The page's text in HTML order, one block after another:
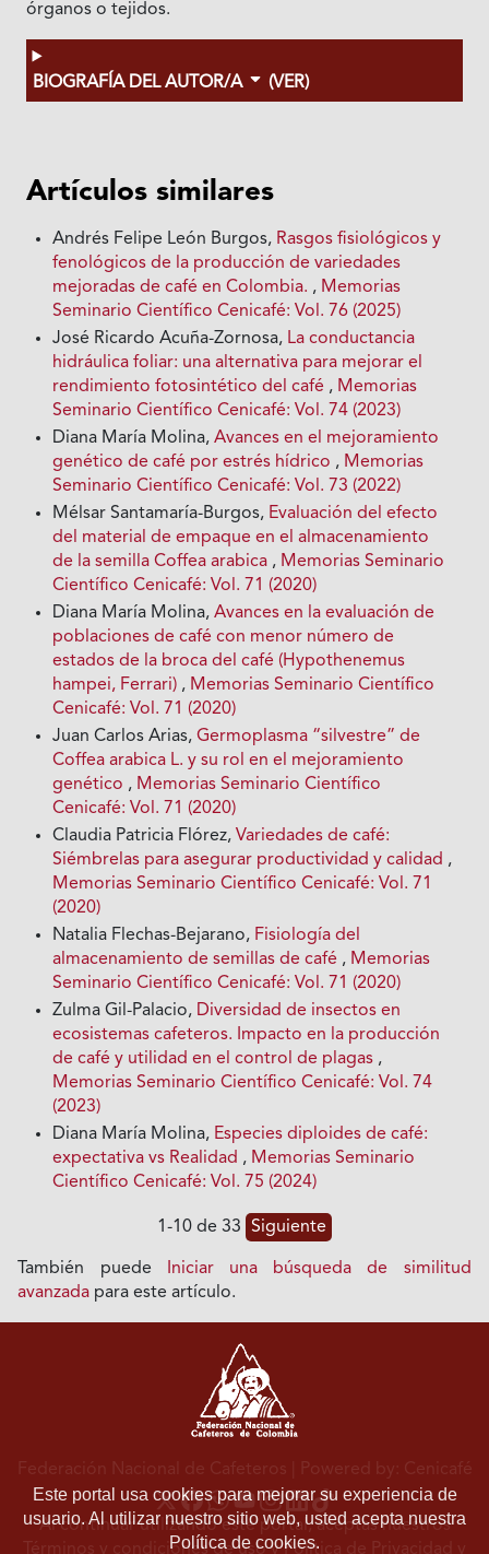
órganos o tejidos.
BIOGRAFÍA DEL AUTOR/A (VER)
Artículos similares
Andrés Felipe León Burgos, Rasgos fisiológicos y
fenológicos de la producción de variedades
mejoradas de café en Colombia. , Memorias
Seminario Científico Cenicafé: Vol. 76 (2025)
José Ricardo Acuña-Zornosa, La conductancia
hidráulica foliar: una alternativa para mejorar el
rendimiento fotosintético del café , Memorias
Seminario Científico Cenicafé: Vol. 74 (2023)
Diana María Molina,Avances en el mejoramiento
genético de café por estrés hídrico , Memorias
Seminario Científico Cenicafé: Vol. 73 (2022)
Mélsar Santamaría-Burgos, Evaluación del efecto
del material de empaque en el almacenamiento
de la semilla Coffea arabica , Memorias Seminario
Científico Cenicafé: Vol. 71 (2020)
Diana María Molina,Avances en la evaluación de
poblaciones de café con menor número de
estados de la broca del café (Hypothenemus
hampei, Ferrari) , Memorias Seminario Científico
Cenicafé: Vol. 71 (2020)
Juan Carlos Arias,Germoplasma “silvestre” de
Coffea arabica L. y su rol en el mejoramiento
genético , Memorias Seminario Científico
Cenicafé: Vol. 71 (2020)
Claudia Patricia Flórez,Variedades de café:
Siémbrelas para asegurar productividad y calidad ,
Memorias Seminario Científico Cenicafé: Vol. 71
(2020)
Natalia Flechas-Bejarano, Fisiología del
almacenamiento de semillas de café , Memorias
Seminario Científico Cenicafé: Vol. 71 (2020)
Zulma Gil-Palacio, Diversidad de insectos en
ecosistemas cafeteros. Impacto en la producción
de café y utilidad en el control de plagas ,
Memorias Seminario Científico Cenicafé: Vol. 74
(2023)
Diana María Molina, Especies diploides de café:
expectativa vs Realidad , Memorias Seminario
Científico Cenicafé: Vol. 75 (2024)
1-10 de 33 Siguiente
También puede
Iniciar una búsqueda de similitud
avanzada para este artículo.
Este portal usa cookies para mejorar su experiencia de
usuario. Al utilizar nuestro sitio web, usted acepta nuestra
Política de cookies.
Federación Nacional de Cafeteros | Powered by: Cenicafé
Al continuar utilizando este portal, aceptas nuestros
Términos y condiciones de usoyPolítica de Privacidad y